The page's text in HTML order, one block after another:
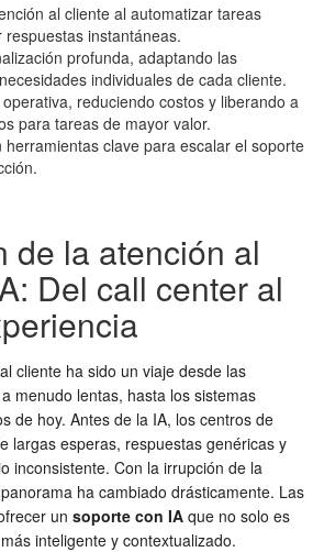
al cliente al automatizar tareas
instantáneas.
profunda, adaptando las
individuales de cada cliente.
reduciendo costos y liberando a
para tareas de mayor valor.
herramientas clave para escalar el soporte
de la atención al
Del call center al
cliente ha sido un viaje desde las
menudo lentas, hasta los sistemas
de hoy. Antes de la IA, los centros de
largas esperas, respuestas genéricas y
inconsistente. Con la irrupción de la
ha cambiado drásticamente. Las
un soporte con IA que no solo es
inteligente y contextualizado.